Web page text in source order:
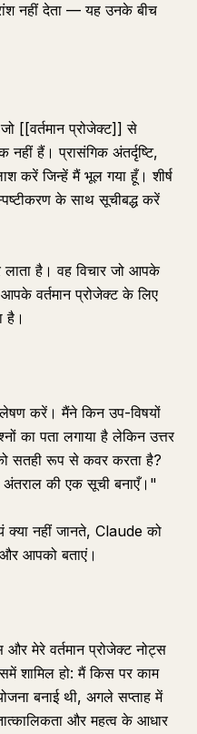
नहीं देता — यह उनके बीच
[[वर्तमान प्रोजेक्ट]] से
हैं। प्रासंगिक अंतर्दृष्टि,
करें जिन्हें मैं भूल गया हूँ। शीर्ष
के साथ सूचीबद्ध करें
लाता है। वह विचार जो आपके
वर्तमान प्रोजेक्ट के लिए
है।
करें। मैंने किन उप-विषयों
का पता लगाया है लेकिन उत्तर
को सतही रूप से कवर करता है?
अंतराल की एक सूची बनाएँ।"
नहीं जानते, Claude को
आपको बताएं।
मेरे वर्तमान प्रोजेक्ट नोट्स
शामिल हो: मैं किस पर काम
बनाई थी, अगले सप्ताह में
और महत्व के आधार